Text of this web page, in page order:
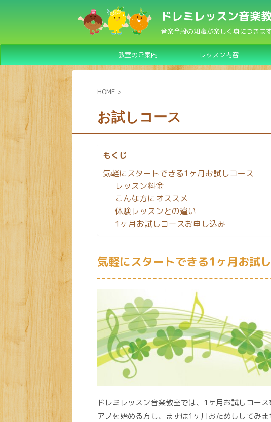
ドレミレッスン音楽
音楽全般の知識が楽しく身につきま
教室のご案内 レッスン内容
HOME >
お試しコース
もくじ
気軽にスタートできる1ヶ月お試しコース
レッスン料金
こんな方にオススメ
体験レッスンとの違い
1ヶ月お試しコースお申し込み
気軽にスタートできる1ヶ月お試
ドレミレッスン音楽教室では、1ヶ月お試しコー
アノを始める方も、まずは1ヶ月おためししてみま